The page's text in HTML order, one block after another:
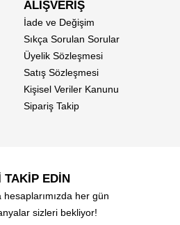
ALIŞVERİŞ
İade ve Değişim
Sıkça Sorulan Sorular
Üyelik Sözleşmesi
Satış Sözleşmesi
Kişisel Veriler Kanunu
Sipariş Takip
TAKİP EDİN
her gün
sizleri bekliyor!